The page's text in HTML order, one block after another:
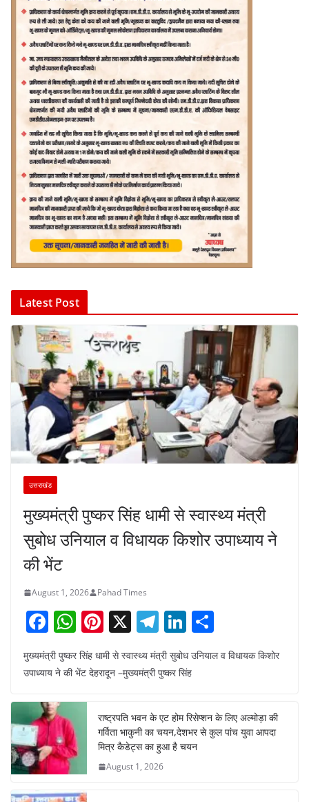
Latest Post
उत्तराखंड
मुख्यमंत्री पुष्कर सिंह धामी से स्वास्थ्य मंत्री
सुबोध उनियाल व विधायक किशोर उपाध्याय ने
की भेंट
August 1, 2026 Pahad Times
F
a
c
b
o
o
k
W
h
at
A
p
p
Pi
nt
er
e
st
X T
el
e
gr
a
m
Li
n
k
dI
n
ar
मुख्यमंत्री पुष्कर सिंह धामी से स्वास्थ्य मंत्री सुबोध उनियाल व विधायक किशोर
उपाध्याय ने की भेंट देहरादून –मुख्यमंत्री पुष्कर सिंह
राष्ट्रपति भवन के एट होम रिसेप्शन के लिए अल्मोड़ा की
गर्विता भाकुनी का चयन,देशभर से कुल पांच युवा आपदा
मित्र कैडेट्स का हुआ है चयन
August 1, 2026